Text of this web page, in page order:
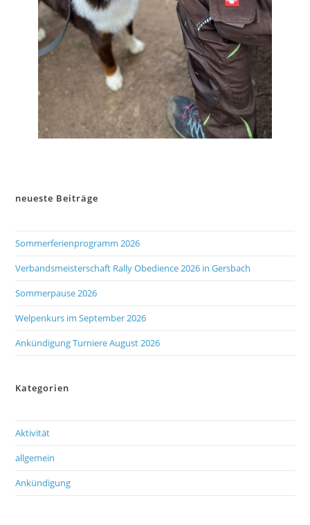
neueste Beiträge
Sommerferienprogramm 2026
Verbandsmeisterschaft Rally Obedience 2026 in Gersbach
Sommerpause 2026
Welpenkurs im September 2026
Ankündigung Turniere August 2026
Kategorien
Aktivität
allgemein
Ankündigung